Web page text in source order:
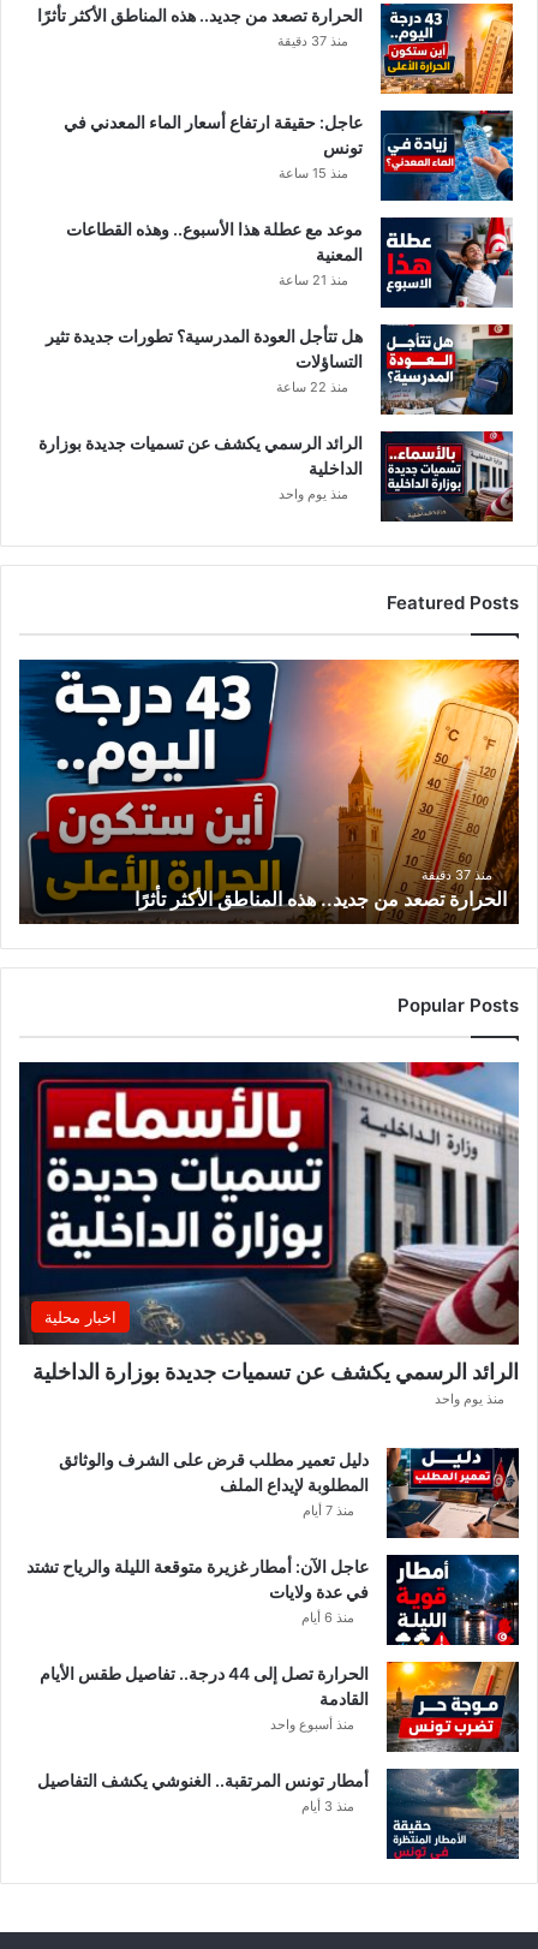
الحرارة تصعد من جديد.. هذه المناطق الأكثر تأثرًا
منذ 37 دقيقة
عاجل: حقيقة ارتفاع أسعار الماء المعدني في
تونس
منذ 15 ساعة
موعد مع عطلة هذا الأسبوع.. وهذه القطاعات
المعنية
منذ 21 ساعة
هل تتأجل العودة المدرسية؟ تطورات جديدة تثير
التساؤلات
منذ 22 ساعة
الرائد الرسمي يكشف عن تسميات جديدة بوزارة
الداخلية
منذ يوم واحد
Featured Posts
الحرارة
تصعد
من
جديد..
هذه
المناطق
الأكثر
تأثرًا
منذ 37 دقيقة
الحرارة تصعد من جديد.. هذه المناطق الأكثر تأثرًا
Popular Posts
اخبار محلية
الرائد الرسمي يكشف عن تسميات جديدة بوزارة الداخلية
منذ يوم واحد
دليل تعمير مطلب قرض على الشرف والوثائق
المطلوبة لإيداع الملف
منذ 7 أيام
عاجل الآن: أمطار غزيرة متوقعة الليلة والرياح تشتد
في عدة ولايات
منذ 6 أيام
الحرارة تصل إلى 44 درجة.. تفاصيل طقس الأيام
القادمة
منذ أسبوع واحد
أمطار تونس المرتقبة.. الغنوشي يكشف التفاصيل
منذ 3 أيام